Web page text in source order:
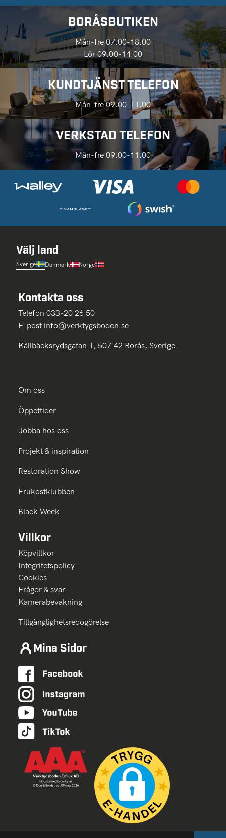
BORÅSBUTIKEN
Mån-fre 07.00-18.00
Lör 09.00-14.00
KUNDTJÄNST TELEFON
Mån-fre 09.00-11.00
VERKSTAD TELEFON
Mån-fre 09.00-11.00
Välj land
Sverige Danmark Norge
Kontakta oss
Telefon 033-20 26 50
E-post info@verktygsboden.se
Källbäcksrydsgatan 1, 507 42 Borås, Sverige
Om oss
Öppettider
Jobba hos oss
Projekt & inspiration
Restoration Show
Frukostklubben
Black Week
Villkor
Köpvillkor
Integritetspolicy
Cookies
Frågor & svar
Kamerabevakning
Tillgänglighetsredogörelse
Mina Sidor